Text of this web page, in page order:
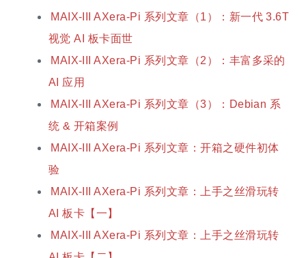
MAIX-III AXera-Pi 系列文章（1）：新一代 3.6T
视觉 AI 板卡面世
MAIX-III AXera-Pi 系列文章（2）：丰富多采的
AI 应用
MAIX-III AXera-Pi 系列文章（3）：Debian 系
统 & 开箱案例
MAIX-III AXera-Pi 系列文章：开箱之硬件初体
验
MAIX-III AXera-Pi 系列文章：上手之丝滑玩转
AI 板卡【一】
MAIX-III AXera-Pi 系列文章：上手之丝滑玩转